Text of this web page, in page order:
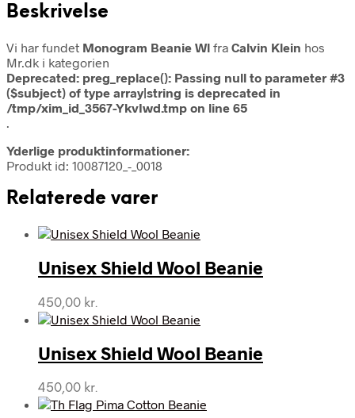
Beskrivelse
Vi har fundet Monogram Beanie Wl fra Calvin Klein hos
Mr.dk i kategorien
Deprecated: preg_replace(): Passing null to parameter #3
($subject) of type array|string is deprecated in
/tmp/xim_id_3567-YkvIwd.tmp on line 65
.
Yderlige produktinformationer:
Produkt id: 10087120_-_0018
Relaterede varer
Unisex Shield Wool Beanie
450,00 kr.
Unisex Shield Wool Beanie
450,00 kr.